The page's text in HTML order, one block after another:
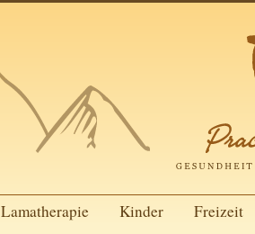
Lamatherapie Kinder
Freizeit